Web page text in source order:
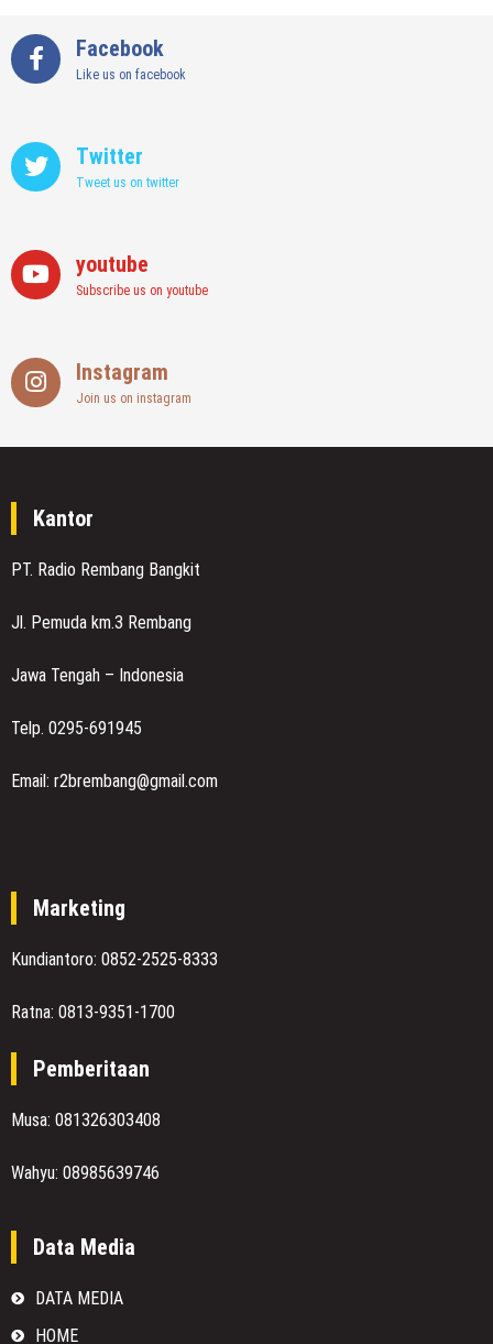
Facebook
Like us on facebook
Twitter
Tweet us on twitter
youtube
Subscribe us on youtube
Instagram
Join us on instagram
Kantor
PT. Radio Rembang Bangkit
Jl. Pemuda km.3 Rembang
Jawa Tengah – Indonesia
Telp. 0295-691945
Email: r2brembang@gmail.com
Marketing
Kundiantoro: 0852-2525-8333
Ratna: 0813-9351-1700
Pemberitaan
Musa: 081326303408
Wahyu: 08985639746
Data Media
DATA MEDIA
HOME